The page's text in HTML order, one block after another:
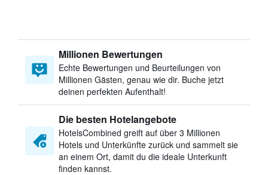
Millionen Bewertungen
Echte Bewertungen und Beurteilungen von
Millionen Gästen, genau wie dir. Buche jetzt
deinen perfekten Aufenthalt!
Die besten Hotelangebote
HotelsCombined greift auf über 3 Millionen
Hotels und Unterkünfte zurück und sammelt sie
an einem Ort, damit du die ideale Unterkunft
finden kannst.